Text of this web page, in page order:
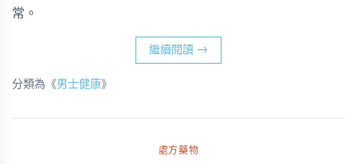
常。
繼續閱讀 →
分類為《男士健康》
處方藥物